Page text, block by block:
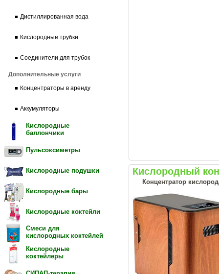
Дистиллированная вода
Кислородные трубки
Соединители для трубок
Дополнительные услуги
Концентраторы в аренду
Аккумуляторы
Кислородные
баллончики
Пульсоксиметры
Кислородные подушки
Кислородные бары
Кислородные коктейли
Смеси для
кислородных коктейлей
Кислородные
коктейлеры
Кислородный
Концентратор